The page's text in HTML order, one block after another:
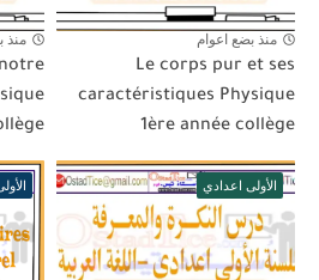
منذ بضع اعوام
Le corps pur et ses
caractéristiques Physique
1ère année collège
منذ
notre
الأولى اعدادي